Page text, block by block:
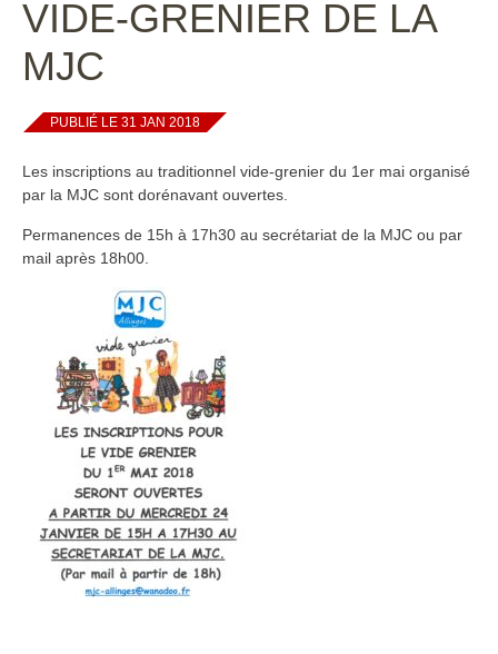
VIDE-GRENIER DE LA
MJC
PUBLIÉ LE 31 JAN 2018
Les inscriptions au traditionnel vide-grenier du 1er mai organisé
par la MJC sont dorénavant ouvertes.
Permanences de 15h à 17h30 au secrétariat de la MJC ou par
mail après 18h00.